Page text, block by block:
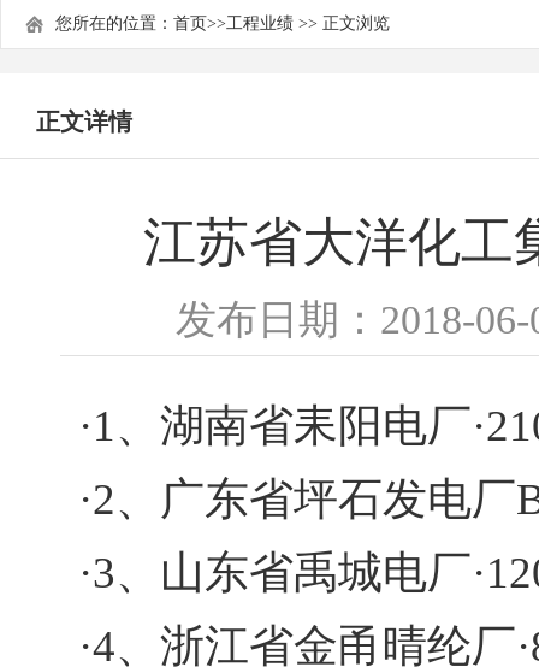
您所在的位置： 首页>>工程业绩 >> 正文浏览
正文详情
江苏省大洋化工
发布日期：2018-
·1、湖南省耒阳电厂
·2、广东省坪石发电厂
·3、山东省禹城电厂
·4、浙江省金甬晴纶厂